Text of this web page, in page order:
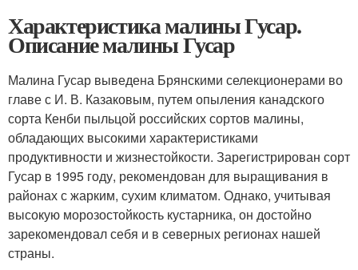
Характеристика малины Гусар.
Описание малины Гусар
Малина Гусар выведена Брянскими селекционерами во
главе с И. В. Казаковым, путем опыления канадского
сорта Кенби пыльцой российских сортов малины,
обладающих высокими характеристиками
продуктивности и жизнестойкости. Зарегистрирован сорт
Гусар в 1995 году, рекомендован для выращивания в
районах с жарким, сухим климатом. Однако, учитывая
высокую морозостойкость кустарника, он достойно
зарекомендовал себя и в северных регионах нашей
страны.